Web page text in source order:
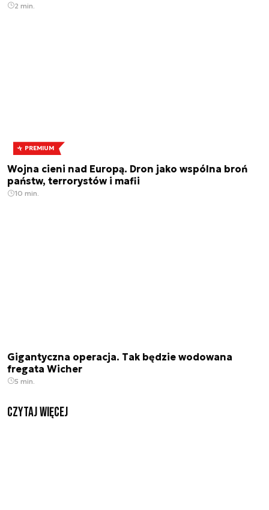
2 min.
PREMIUM
Wojna cieni nad Europą. Dron jako wspólna broń
państw, terrorystów i mafii
10 min.
Gigantyczna operacja. Tak będzie wodowana
fregata Wicher
5 min.
czytaj więcej